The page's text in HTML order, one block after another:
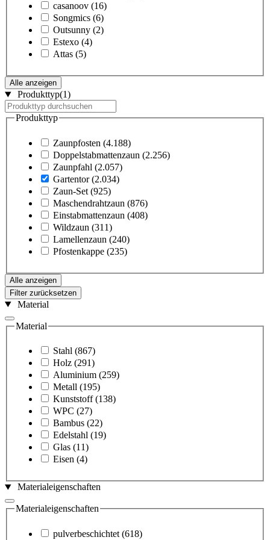
casanoov (16)
Songmics (6)
Outsunny (2)
Estexo (4)
Attas (5)
Alle anzeigen
Produkttyp(1)
Produkttyp
Zaunpfosten (4.188)
Doppelstabmattenzaun (2.256)
Zaunpfahl (2.057)
Gartentor (2.034)
Zaun-Set (925)
Maschendrahtzaun (876)
Einstabmattenzaun (408)
Wildzaun (311)
Lamellenzaun (240)
Pfostenkappe (235)
Alle anzeigen
Filter zurücksetzen
Material
Material
Stahl (867)
Holz (291)
Aluminium (259)
Metall (195)
Kunststoff (138)
WPC (27)
Bambus (22)
Edelstahl (19)
Glas (11)
Eisen (4)
Materialeigenschaften
Materialeigenschaften
pulverbeschichtet (618)